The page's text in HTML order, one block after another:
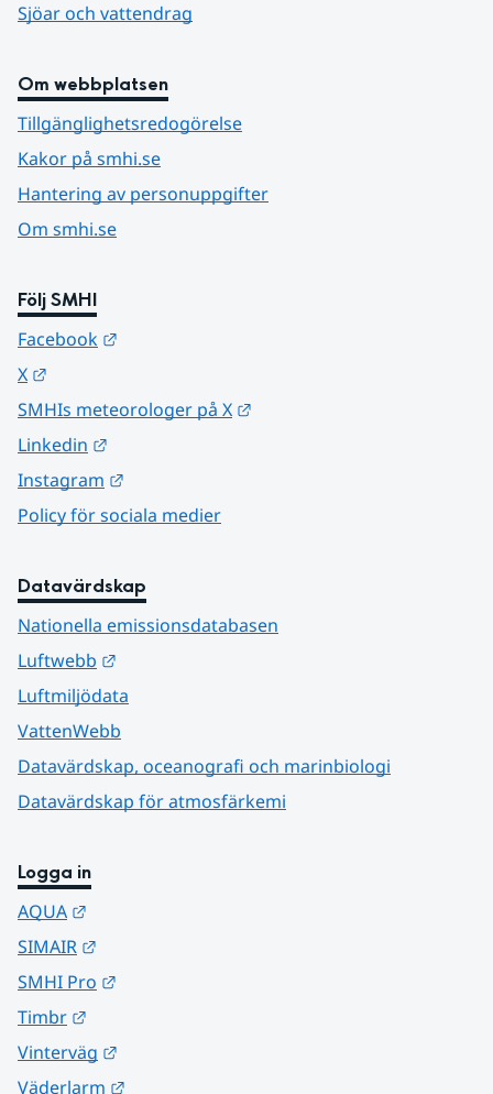
Sjöar och vattendrag
Om webbplatsen
Tillgänglighetsredogörelse
Kakor på smhi.se
Hantering av personuppgifter
Om smhi.se
Följ SMHI
Facebook
X
SMHIs meteorologer på X
Linkedin
Instagram
Policy för sociala medier
Datavärdskap
Nationella emissionsdatabasen
Luftwebb
Luftmiljödata
VattenWebb
Datavärdskap, oceanografi och marinbiologi
Datavärdskap för atmosfärkemi
Logga in
AQUA
SIMAIR
SMHI Pro
Timbr
Vinterväg
Väderlarm